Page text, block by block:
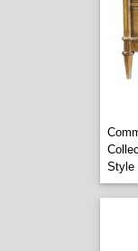
Style